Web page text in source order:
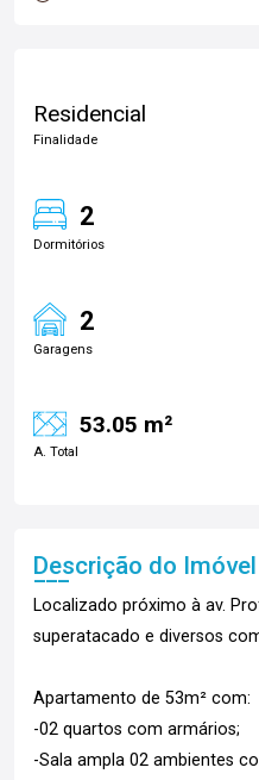
Residencial
Finalidade
2
Dormitórios
2
Garagens
53.05 m²
A. Total
Descrição do Imóvel
Localizado próximo à av.
superatacado e diversos
Apartamento de 53m² com:
-02 quartos com armários;
-Sala ampla 02 ambientes